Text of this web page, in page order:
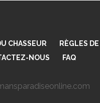
CHASSEUR RÈGLES
NOUS FAQ